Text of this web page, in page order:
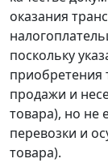
оказания
поскольку
приобретения
продажи и
товара), но не
перевозки и
товара).